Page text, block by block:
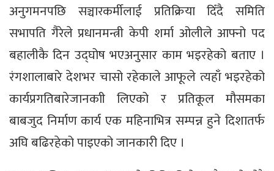
अनुगमनपछि सञ्चारकर्मीलाई प्रतिक्रिया दिँदै समिति
सभापति गैरेले प्रधानमन्त्री केपी शर्मा ओलीले आफ्नो पद
बहालीकै दिन उद्घोष भएअनुसार काम भइरहेको बताए ।
रंगशालाबारे देशभर चासो रहेकाले आफूले त्यहाँ भइरहेको
कार्यप्रगतिबारेजानकाी लिएको र प्रतिकूल मौसमका
बाबजुद निर्माण कार्य एक महिनाभित्र सम्पन्न हुने दिशातर्फ
अघि बढिरहेको पाइएको जानकारी दिए ।